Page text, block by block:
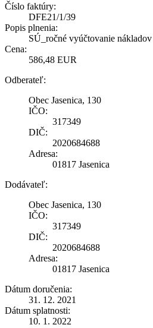
Číslo faktúry:
DFE21/1/39
Popis plnenia:
SÚ_ročné vyúčtovanie nákladov
Cena:
586,48 EUR
Odberateľ:
Obec Jasenica, 130
IČO:
317349
DIČ:
2020684688
Adresa:
01817 Jasenica
Dodávateľ:
Obec Jasenica, 130
IČO:
317349
DIČ:
2020684688
Adresa:
01817 Jasenica
Dátum doručenia:
31. 12. 2021
Dátum splatnosti:
10. 1. 2022